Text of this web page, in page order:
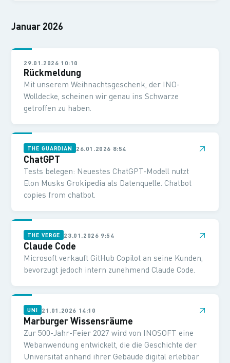
Januar 2026
29.01.2026 10:10
Rückmeldung
Mit unserem Weihnachtsgeschenk, der INO-
Wolldecke, scheinen wir genau ins Schwarze
getroffen zu haben.
THE GUARDIAN 26.01.2026 8:54 ↗
ChatGPT
Tests belegen: Neuestes ChatGPT-Modell nutzt
Elon Musks Grokipedia als Datenquelle. Chatbot
copies from chatbot.
THE VERGE 23.01.2026 9:54 ↗
Claude Code
Microsoft verkauft GitHub Copilot an seine Kunden,
bevorzugt jedoch intern zunehmend Claude Code.
UNI 21.01.2026 14:10 ↗
Marburger Wissensräume
Zur 500-Jahr-Feier 2027 wird von INOSOFT eine
Webanwendung entwickelt, die die Geschichte der
Universität anhand ihrer Gebäude digital erlebbar